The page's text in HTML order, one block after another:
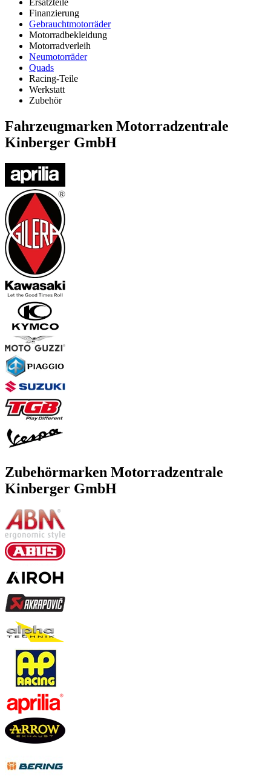
Ersatzteile
Finanzierung
Gebrauchtmotorräder
Motorradbekleidung
Motorradverleih
Neumotorräder
Quads
Racing-Teile
Werkstatt
Zubehör
Fahrzeugmarken Motorradzentrale
Kinberger GmbH
Zubehörmarken Motorradzentrale
Kinberger GmbH